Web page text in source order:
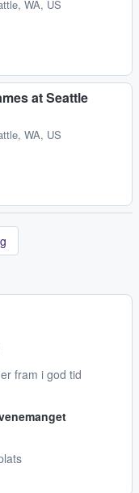
WA, US
at Seattle
WA, US
fram i god tid